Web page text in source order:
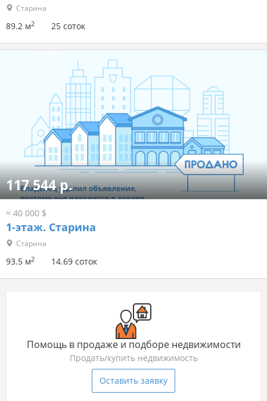
Старина
89.2 м2 25 соток
117 544 р.
≈ 40 000 $
1-этаж. Старина
Старина
93.5 м2 14.69 соток
Помощь в продаже и подборе недвижимости
Продать/купить недвижимость
Оставить заявку